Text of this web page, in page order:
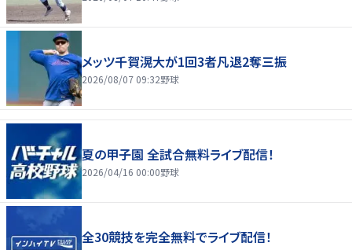
メッツ千賀滉大が1回3者凡退2奪三振
2026/08/07 09:32野球
夏の甲子園 全試合無料ライブ配信！
2026/04/16 00:00野球
全30競技を完全無料でライブ配信！